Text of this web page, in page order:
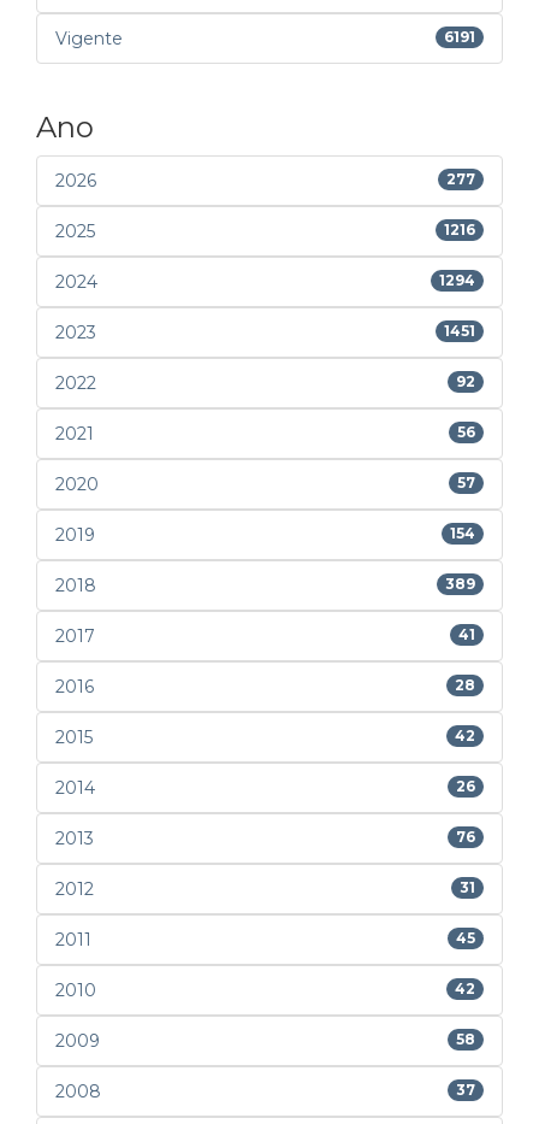
Vigente 6191
Ano
2026 277
2025 1216
2024 1294
2023 1451
2022 92
2021 56
2020 57
2019 154
2018 389
2017 41
2016 28
2015 42
2014 26
2013 76
2012 31
2011 45
2010 42
2009 58
2008 37